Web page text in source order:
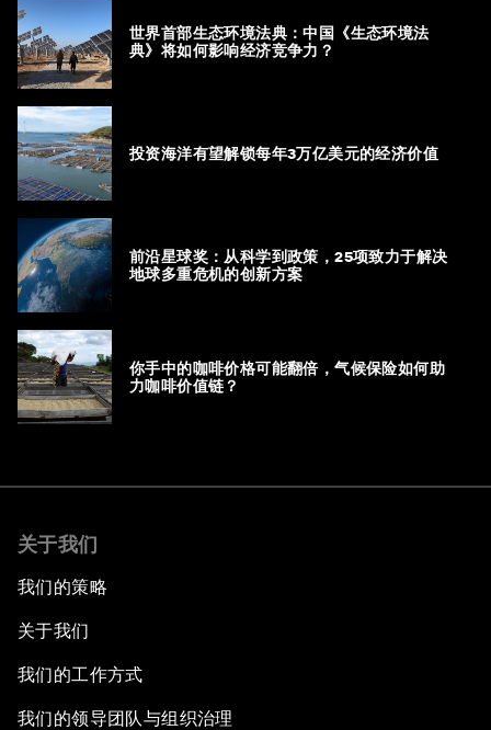
世界首部生态环境法典：中国《生态环境法
典》将如何影响经济竞争力？
投资海洋有望解锁每年3万亿美元的经济价值
前沿星球奖：从科学到政策，25项致力于解决
地球多重危机的创新方案
你手中的咖啡价格可能翻倍，气候保险如何助
力咖啡价值链？
关于我们
我们的策略
关于我们
我们的工作方式
我们的领导团队与组织治理